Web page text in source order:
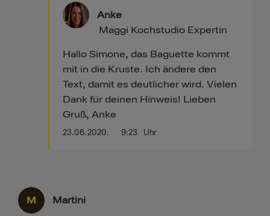
Anke
23.06.2020. 9:23 Uhr
Maggi Kochstudio Expertin
Hallo Simone, das Baguette kommt
mit in die Kruste. Ich ändere den
Text, damit es deutlicher wird. Vielen
Dank für deinen Hinweis! Lieben
Gruß, Anke
M Martini